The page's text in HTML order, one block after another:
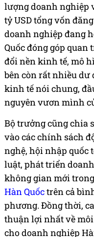
lượng doanh nghiệp
tỷ USD tổng vốn
doanh nghiệp đang
Quốc đóng góp
đổi nền kinh tế, mô
bên còn rất nhiều
kinh tế nói chung,
nguyên vươn mình
Bộ trưởng cũng chia
vào các chính sách
nghệ, hội nhập quốc
luật, phát triển
không gian mới trong
Hàn Quốctrên cả
phương. Đồng thời,
thuận lợi nhất về
cho doanh nghiệp